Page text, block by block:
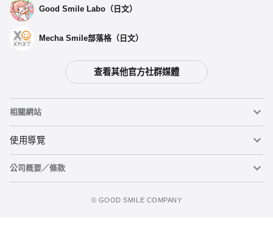
子
POP TEAM EPIC 便利商店系列 串物玩偶鑰匙圈 PIPI
美
預購期間：2025年10月14日~至 (JST)2025年10月29日
Good Smile Labo（日文）
Mecha Smile部落格（日文）
查看其他官方社群媒體
相關網站
黏土人
黏土人臉部製造機（英文）
使用導覽
重要公告
公司概要／條款
©️ GOOD SMILE COMPANY